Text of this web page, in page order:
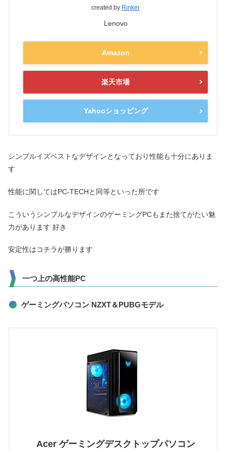
created by Rinker
Lenovo
Amazon
楽天市場
Yahooショッピング
シンプルイズベストなデザインとなっており性能も十分にありま
す
性能に関してはPC-TECHと同等といった所です
こういうシンプルなデザインのゲーミングPCもまた捨てがたい魅
力があります 好き
安定性はコチラが勝ります
一つ上の高性能PC
ゲーミングパソコン NZXT＆PUBGモデル
Acer ゲーミングデスクトップパソコン